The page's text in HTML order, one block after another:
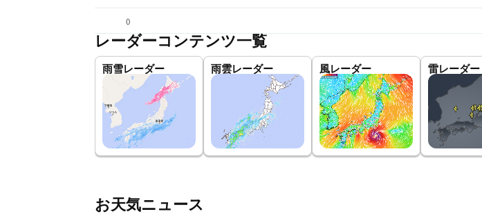
()
レーダーコンテンツ一覧
雨雪レーダー 雨雲レーダー 風レーダー 雷レーダー
お天気ニュース